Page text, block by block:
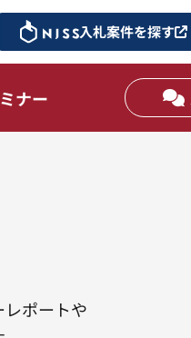
入札案件を探す
ナー
ポートや